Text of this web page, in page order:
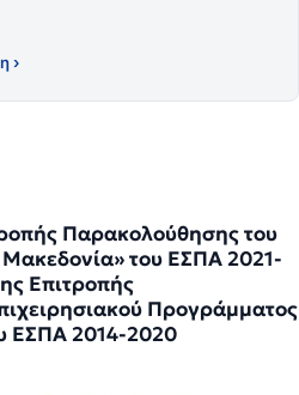
›
Παρακολούθησης του
του ΕΣΠΑ 2021-
Επιτροπής
Προγράμματος
ΕΣΠΑ 2014-2020